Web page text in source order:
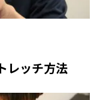
レッチ方法